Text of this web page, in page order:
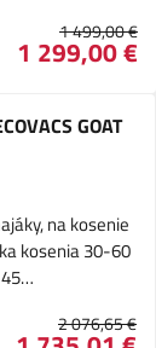
1 499,00 €
1 299,00 €
GOAT
na kosenie
kosenia 30-60
2 076,65 €